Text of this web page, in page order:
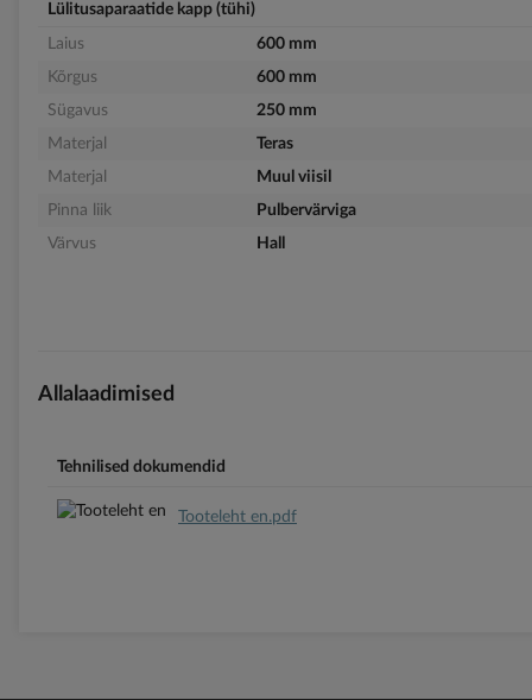
Lülitusaparaatide kapp (tühi)
Laius
600 mm
Kõrgus
600 mm
Sügavus
250 mm
Materjal
Teras
Materjal
Muul viisil
Pinna liik
Pulbervärviga
Värvus
Hall
Allalaadimised
Tehnilised dokumendid
Tooteleht en.pdf